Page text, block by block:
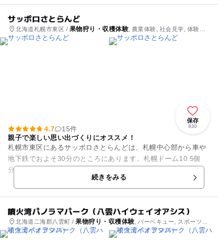
サッポロさとらんど
北海道札幌市東区 / 果物狩り・収穫体験, 農業体験, 社会見学, 体験施
設, 自然体験・アクティビティ
保存
830
4.7
15件
親子で楽しい思い出づくりにオススメ！
札幌市東区にあるサッポロさとらんどは、札幌中心部から車や
地下鉄でおよそ30分のところにあります。札幌ドーム10.5個
分、56ヘクタールを超える敷地には農園や牧場、炊事広場やパ
続きをみる
噴火湾パノラマパーク（八雲ハイウェイオアシス）
北海道二海郡八雲町 /果物狩り・収穫体験, バーベキュー, スポーツ施
設, 公園・総合公園